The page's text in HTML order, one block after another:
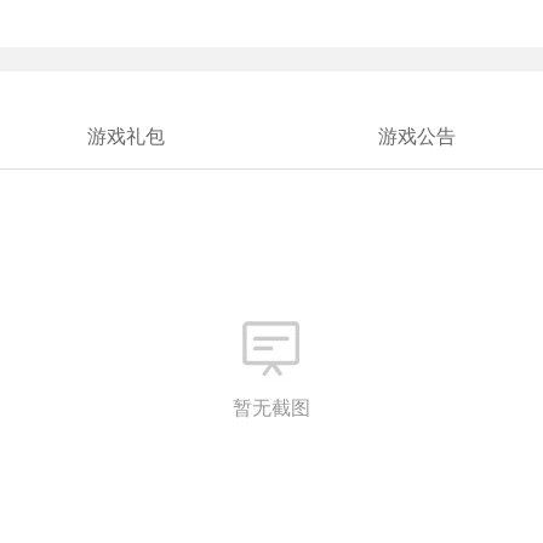
游戏礼包 游戏公告
暂无截图